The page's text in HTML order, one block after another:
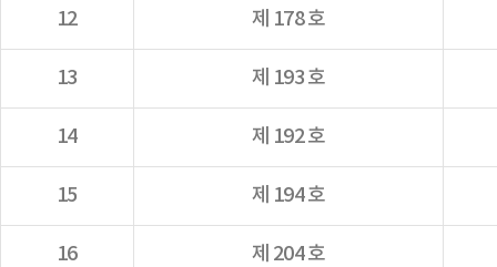
12 제 178 호
13 제 193 호
14 제 192 호
15 제 194 호
16 제 204 호